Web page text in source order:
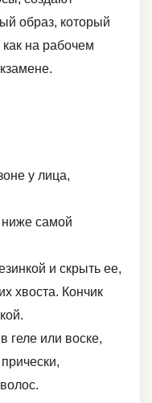
образ, который
на рабочем
у лица,
ниже самой
и скрыть ее,
хвоста. Кончик
геле или воске,